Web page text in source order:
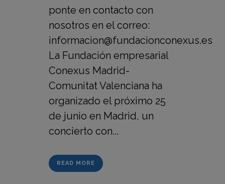
ponte en contacto con
nosotros en el correo:
informacion@fundacionconexus.es
La Fundación empresarial
Conexus Madrid-
Comunitat Valenciana ha
organizado el próximo 25
de junio en Madrid, un
concierto con...
READ MORE